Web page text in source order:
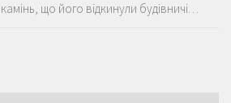
що його відкинули будівничі…